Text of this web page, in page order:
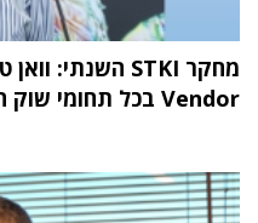
Vendor בכל תחומי שוק ה-IT